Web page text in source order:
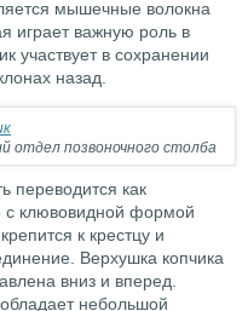
мышечные волокна
играет важную роль в
участвует в сохранении
назад.
отдел позвоночного столба
переводится как
с клювовидной формой
к крестцу и
Верхушка копчика
вниз и вперед.
небольшой